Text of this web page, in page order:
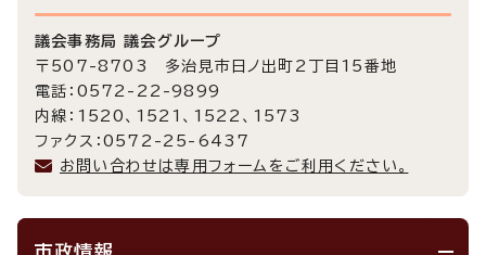
議会事務局 議会グループ
〒507-8703 多治見市日ノ出町2丁目15番地
電話：0572-22-9899
内線：1520、1521、1522、1573
ファクス：0572-25-6437
お問い合わせは専用フォームをご利用ください。
市政情報